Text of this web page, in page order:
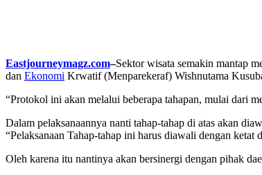
Eastjourneymagz.com–Sektor wisata semakin mantap
dan Ekonomi Krwatif (Menparekeraf) Wishnutama
“Protokol ini akan melalui beberapa tahapan, mulai dari
Dalam pelaksanaannya nanti tahap-tahap di atas akan
“Pelaksanaan Tahap-tahap ini harus diawali dengan ketat
Oleh karena itu nantinya akan bersinergi dengan pihak